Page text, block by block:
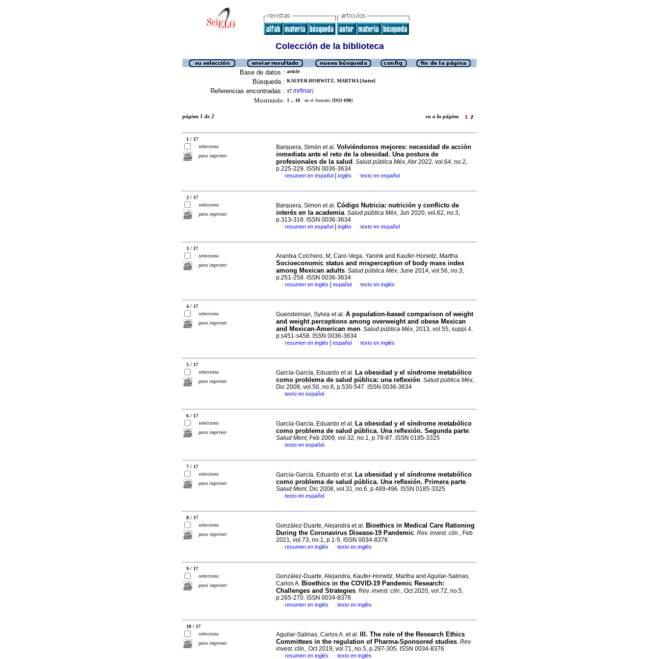
Colección de la biblioteca
Base de datos : article
Búsqueda : KAUFER-HORWITZ, MARTHA [Autor]
Referencias encontradas : 17 [refinar]
Mostrando: 1 .. 10 en el formato [ISO 690]
página 1 de 2 va a la página
1 / 17
selecciona
para imprimir
Barquera, Simón et al. Volviéndonos mejores: necesidad de acción
inmediata ante el reto de la obesidad. Una postura de
profesionales de la salud . Salud pública Méx, Abr 2022, vol.64, no.2,
p.225-229. ISSN 0036-3634
· resumen en español inglés · texto en español
2 / 17
selecciona
para imprimir
Barquera, Simon et al. Código Nutricia: nutrición y conflicto de
interés en la academia. Salud pública Méx, Jun 2020, vol.62, no.3,
p.313-318. ISSN 0036-3634
· resumen en español inglés · texto en español
3 / 17
selecciona
para imprimir
Arantxa Colchero, M, Caro-Vega, Yanink and Kaufer-Horwitz, Martha
Socioeconomic status and misperception of body mass index
among Mexican adults. Salud pública Méx, June 2014, vol.56, no.3,
p.251-258. ISSN 0036-3634
· resumen en inglés español · texto en inglés
4 / 17
selecciona
para imprimir
Guendelman, Sylvia et al. A population-based comparison of weight
and weight perceptions among overweight and obese Mexican
and Mexican-American men. Salud pública Méx, 2013, vol.55, suppl.4,
p.s451-s458. ISSN 0036-3634
· resumen en inglés español · texto en inglés
5 / 17
selecciona
para imprimir
García-García, Eduardo et al. La obesidad y el síndrome metabólico
como problema de salud pública: una reflexión. Salud pública Méx,
Dic 2008, vol.50, no.6, p.530-547. ISSN 0036-3634
· texto en español
6 / 17
selecciona
para imprimir
García-García, Eduardo et al. La obesidad y el síndrome metabólico
como problema de salud pública. Una reflexión. Segunda parte.
Salud Ment, Feb 2009, vol.32, no.1, p.79-87. ISSN 0185-3325
· texto en español
7 / 17
selecciona
para imprimir
García-García, Eduardo et al. La obesidad y el síndrome metabólico
como problema de salud pública. Una reflexión. Primera parte.
Salud Ment, Dic 2008, vol.31, no.6, p.489-496. ISSN 0185-3325
· texto en español
8 / 17
selecciona
para imprimir
González-Duarte, Alejandra et al. Bioethics in Medical Care Rationing
During the Coronavirus Disease-19 Pandemic. Rev. invest. clín., Feb
2021, vol.73, no.1, p.1-5. ISSN 0034-8376
· resumen en inglés · texto en inglés
9 / 17
selecciona
para imprimir
González-Duarte, Alejandra, Kaufer-Horwitz, Martha and Aguilar-Salinas,
Carlos A. Bioethics in the COVID-19 Pandemic Research:
Challenges and Strategies. Rev. invest. clín., Oct 2020, vol.72, no.5,
p.265-270. ISSN 0034-8376
· resumen en inglés · texto en inglés
10 / 17
selecciona
para imprimir
Aguilar-Salinas, Carlos A. et al.
III. The role of the Research Ethics
Committees in the regulation of Pharma-Sponsored studies. Rev.
invest. clín., Oct 2019, vol.71, no.5, p.297-305. ISSN 0034-8376
· resumen en inglés · texto en inglés